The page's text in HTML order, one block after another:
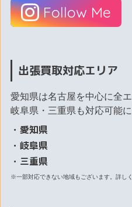
Follow Me
出張買取対応エリア
愛知県は名古屋を中心に全エ
岐阜県・三重県も対応可能
・愛知県
・岐阜県
・三重県
※一部対応できない地域もございます。詳し